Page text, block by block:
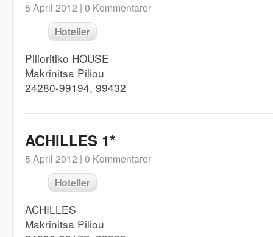
5 April 2012 | 0 Kommentarer
Hoteller
Pilioritiko HOUSE
Makrinitsa Piliou
24280-99194, 99432
ACHILLES 1*
5 April 2012 | 0 Kommentarer
Hoteller
ACHILLES
Makrinitsa Piliou